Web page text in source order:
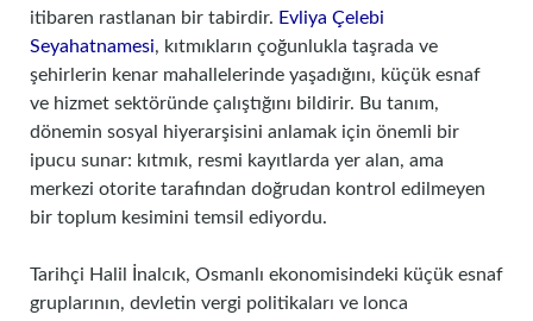
itibaren rastlanan bir tabirdir. Evliya Çelebi
Seyahatnamesi, kıtmıkların çoğunlukla taşrada ve
şehirlerin kenar mahallelerinde yaşadığını, küçük esnaf
ve hizmet sektöründe çalıştığını bildirir. Bu tanım,
dönemin sosyal hiyerarşisini anlamak için önemli bir
ipucu sunar: kıtmık, resmi kayıtlarda yer alan, ama
merkezi otorite tarafından doğrudan kontrol edilmeyen
bir toplum kesimini temsil ediyordu.
Tarihçi Halil İnalcık, Osmanlı ekonomisindeki küçük esnaf
gruplarının, devletin vergi politikaları ve lonca